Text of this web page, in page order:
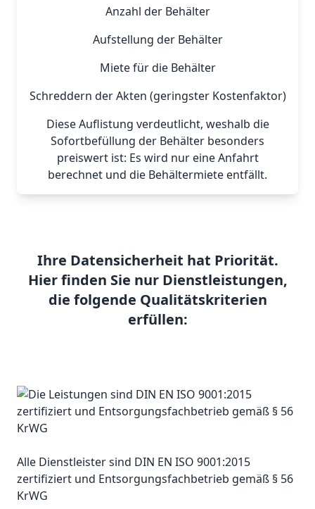
Anzahl der Behälter
Aufstellung der Behälter
Miete für die Behälter
Schreddern der Akten (geringster Kostenfaktor)
Diese Auflistung verdeutlicht, weshalb die
Sofortbefüllung der Behälter besonders
preiswert ist: Es wird nur eine Anfahrt
berechnet und die Behältermiete entfällt.
Ihre Datensicherheit hat Priorität.
Hier finden Sie nur Dienstleistungen,
die folgende Qualitätskriterien
erfüllen:
Alle Dienstleister sind DIN EN ISO 9001:2015
zertifiziert und Entsorgungsfachbetrieb gemäß § 56
KrWG